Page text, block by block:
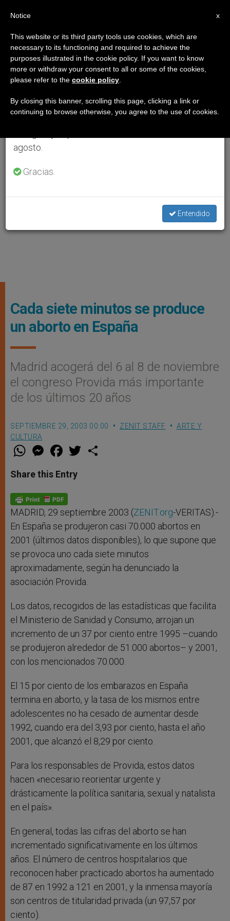
Cada siete minutos se produce
un aborto en España
Madrid acogerá del 6 al 8 de noviembre
el congreso Provida más importante
de los últimos 20 años
SEPTIEMBRE 29, 2003 00:00 ZENIT STAFF
ARTE Y
CULTURA
W
t
s
p
p
M
e
s
e
g
e
r
F
a
e
b
o
k
w
Share this Entry
MADRID, 29 septiembre 2003 (ZENIT.org-VERITAS).-
En España se produjeron casi 70.000 abortos en
2001 (últimos datos disponibles), lo que supone que
se provoca uno cada siete minutos
aproximadamente, según ha denunciado la
asociación Provida.
Los datos, recogidos de las estadísticas que facilita
el Ministerio de Sanidad y Consumo, arrojan un
incremento de un 37 por ciento entre 1995 –cuando
se produjeron alrededor de 51.000 abortos– y 2001,
con los mencionados 70.000.
El 15 por ciento de los embarazos en España
termina en aborto, y la tasa de los mismos entre
adolescentes no ha cesado de aumentar desde
1992, cuando era del 3,93 por ciento, hasta el año
2001, que alcanzó el 8,29 por ciento.
Para los responsables de Provida, estos datos
hacen «necesario reorientar urgente y
drásticamente la política sanitaria, sexual y natalista
en el país».
En general, todas las cifras del aborto se han
incrementado significativamente en los últimos
años. El número de centros hospitalarios que
reconocen haber practicado abortos ha aumentado
de 87 en 1992 a 121 en 2001, y la inmensa mayoría
son centros de titularidad privada (un 97,57 por
ciento).
×
Aviso importante
Del 27 de julio al 7 de agosto haremos la pausa
anual, aprovechando que en el periodo de verano
se generan menos informaciones y también el
agosto.
Gracias.
Entendido
x
Notice
This website or its third party tools use cookies, which are
necessary to its functioning and required to achieve the
purposes illustrated in the cookie policy. If you want to know
more or withdraw your consent to all or some of the cookies,
please refer to the cookie policy
By closing this banner, scrolling this page, clicking a link or
continuing to browse otherwise, you agree to the use of cookies.